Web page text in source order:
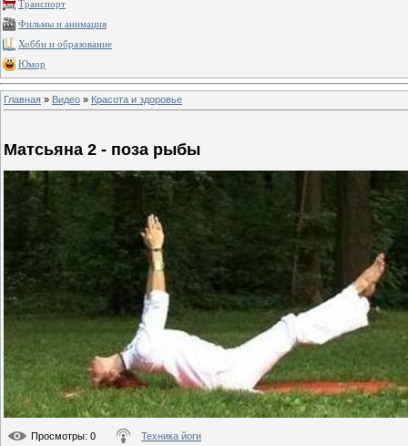
Транспорт
Фильмы и анимация
Хобби и образование
Юмор
Главная » Видео » Красота и здоровье
Матсьяна 2 - поза рыбы
Просмотры: 0 Техника йоги